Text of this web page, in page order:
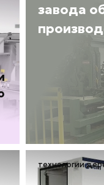
завода
технологии